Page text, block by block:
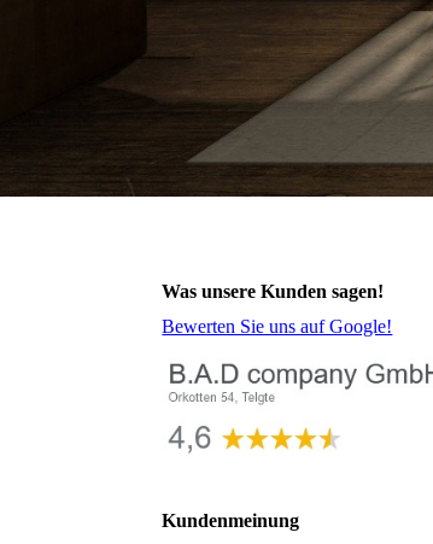
Was unsere Kunden sagen!
Bewerten Sie uns auf Google!
Kundenmeinung